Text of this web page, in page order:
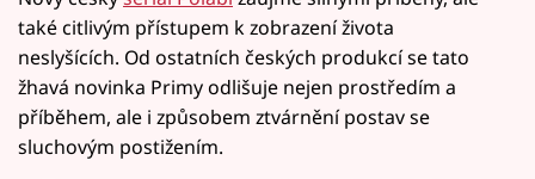
také citlivým přístupem k zobrazení života
neslyšících. Od ostatních českých produkcí se tato
žhavá novinka Primy odlišuje nejen prostředím a
příběhem, ale i způsobem ztvárnění postav se
sluchovým postižením.